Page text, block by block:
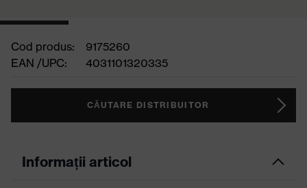
Cod produs:
9175260
EAN /UPC:
4031101320335
CĂUTARE DISTRIBUITOR
Informații articol